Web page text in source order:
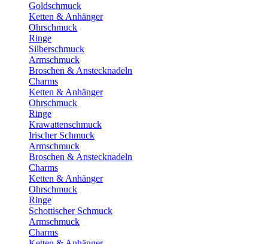
Goldschmuck
Ketten & Anhänger
Ohrschmuck
Ringe
Silberschmuck
Armschmuck
Broschen & Anstecknadeln
Charms
Ketten & Anhänger
Ohrschmuck
Ringe
Krawattenschmuck
Irischer Schmuck
Armschmuck
Broschen & Anstecknadeln
Charms
Ketten & Anhänger
Ohrschmuck
Ringe
Schottischer Schmuck
Armschmuck
Charms